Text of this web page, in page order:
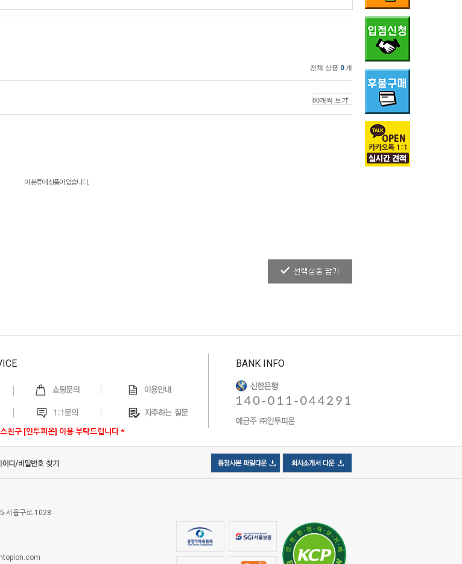
전체 상품 0개
이 분류에 상품이 없습니다.
친구 [인투피온] 이용 부탁드립니다 *
BANK INFO
서울구로-1028